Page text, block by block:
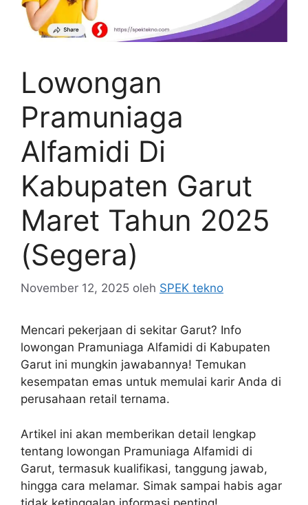
Lowongan
Pramuniaga
Alfamidi Di
Kabupaten Garut
Maret Tahun 2025
(Segera)
November 12, 2025 oleh SPEK tekno
Mencari pekerjaan di sekitar Garut? Info
lowongan Pramuniaga Alfamidi di Kabupaten
Garut ini mungkin jawabannya! Temukan
kesempatan emas untuk memulai karir Anda di
perusahaan retail ternama.
Artikel ini akan memberikan detail lengkap
tentang lowongan Pramuniaga Alfamidi di
Garut, termasuk kualifikasi, tanggung jawab,
hingga cara melamar. Simak sampai habis agar